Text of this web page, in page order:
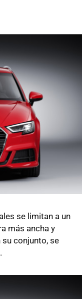
se limitan a un
más ancha y
conjunto, se
.